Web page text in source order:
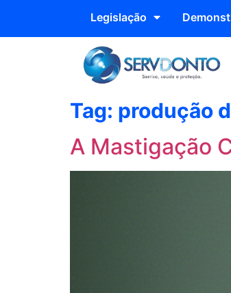
Legislação
Tag: produção
A Mastigação